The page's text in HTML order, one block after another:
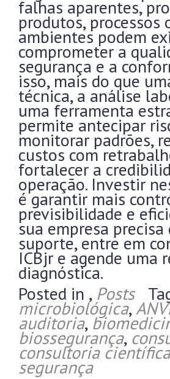
falhas aparentes,
produtos, processos
ambientes podem
comprometer a
segurança e a
isso, mais do que
técnica, a análise
uma ferramenta
permite antecipar
monitorar padrões,
custos com
fortalecer a
operação. Investir
é garantir mais
previsibilidade e
sua empresa precisa
suporte, entre em
ICBjr e agende uma
diagnóstica.
Posted in , Posts
microbiológica,
auditoria,
biossegurança,
consultoria científica
segurança